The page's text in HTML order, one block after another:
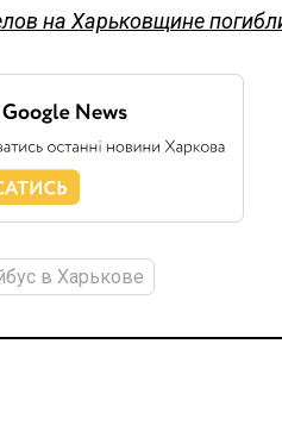
на Харьковщине
в Харькове